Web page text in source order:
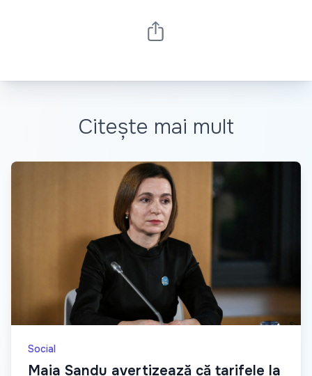
Citește mai mult
Social
Maia Sandu avertizează că tarifele la